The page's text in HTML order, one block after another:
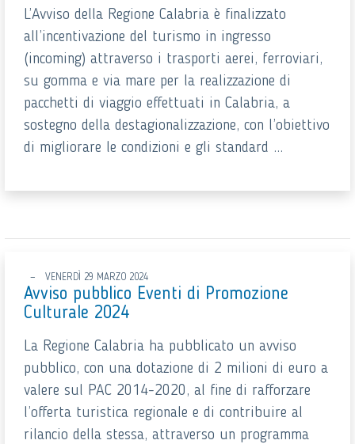
L’Avviso della Regione Calabria è finalizzato
all’incentivazione del turismo in ingresso
(incoming) attraverso i trasporti aerei, ferroviari,
su gomma e via mare per la realizzazione di
pacchetti di viaggio effettuati in Calabria, a
sostegno della destagionalizzazione, con l’obiettivo
di migliorare le condizioni e gli standard ...
VENERDÌ 29 MARZO 2024
Avviso pubblico Eventi di Promozione
Culturale 2024
La Regione Calabria ha pubblicato un avviso
pubblico, con una dotazione di 2 milioni di euro a
valere sul PAC 2014-2020, al fine di rafforzare
l’offerta turistica regionale e di contribuire al
rilancio della stessa, attraverso un programma